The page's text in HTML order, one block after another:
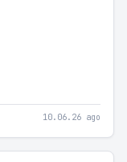
10.06.26 ago